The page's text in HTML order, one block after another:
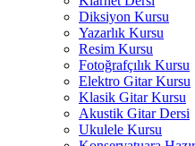
Diksiyon Kursu
Yazarlık Kursu
Resim Kursu
Fotoğrafçılık Kursu
Elektro Gitar Kursu
Klasik Gitar Kursu
Akustik Gitar Dersi
Ukulele Kursu